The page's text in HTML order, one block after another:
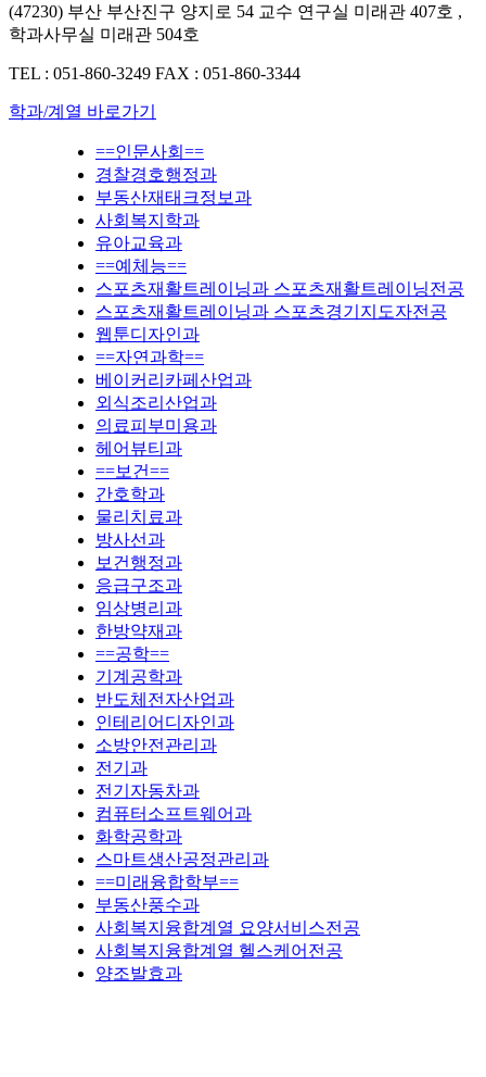
(47230) 부산 부산진구 양지로 54 교수 연구실 미래관 407호 ,
학과사무실 미래관 504호
TEL : 051-860-3249 FAX : 051-860-3344
학과/계열 바로가기
==인문사회==
경찰경호행정과
부동산재태크정보과
사회복지학과
유아교육과
==예체능==
스포츠재활트레이닝과 스포츠재활트레이닝전공
스포츠재활트레이닝과 스포츠경기지도자전공
웹툰디자인과
==자연과학==
베이커리카페산업과
외식조리산업과
의료피부미용과
헤어뷰티과
==보건==
간호학과
물리치료과
방사선과
보건행정과
응급구조과
임상병리과
한방약재과
==공학==
기계공학과
반도체전자산업과
인테리어디자인과
소방안전관리과
전기과
전기자동차과
컴퓨터소프트웨어과
화학공학과
스마트생산공정관리과
==미래융합학부==
부동산풍수과
사회복지융합계열 요양서비스전공
사회복지융합계열 헬스케어전공
양조발효과